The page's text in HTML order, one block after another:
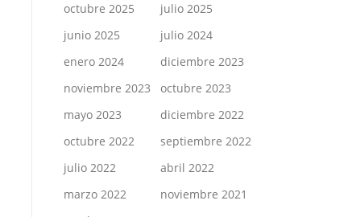
octubre 2025
julio 2025
junio 2025
julio 2024
enero 2024
diciembre 2023
noviembre 2023
octubre 2023
mayo 2023
diciembre 2022
octubre 2022
septiembre 2022
julio 2022
abril 2022
marzo 2022
noviembre 2021